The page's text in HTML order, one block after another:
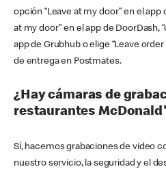
opción “Leave at my door” en el app
at my door” en el app de DoorDash,
app de Grubhub o elige “Leave
de entrega en Postmates.
¿Hay cámaras de
restaurantes
Sí, hacemos grabaciones de video
nuestro servicio, la seguridad y el